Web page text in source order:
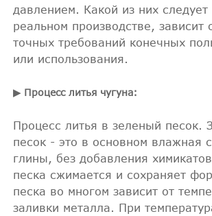
давлением. Какой из них
реальном производстве, зависит
точных требований конечных
или использования.
▶ Процесс литья чугуна:
Процесс литья в зеленый песок.
песок - это в основном влажная
глины, без добавления
песка сжимается и сохраняет
песка во многом зависит от
заливки металла. При